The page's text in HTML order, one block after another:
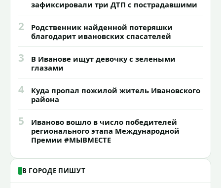
зафиксировали три ДТП с пострадавшими
2
Родственник найденной потеряшки
благодарит ивановских спасателей
3
В Иванове ищут девочку с зелеными
глазами
4
Куда пропал пожилой житель Ивановского
района
5
Иваново вошло в число победителей
регионального этапа Международной
Премии #МЫВМЕСТЕ
В ГОРОДЕ ПИШУТ